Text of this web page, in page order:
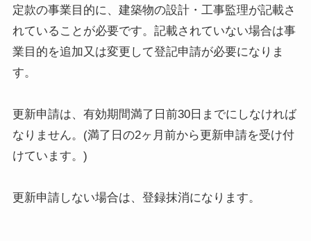
定款の事業目的に、建築物の設計・工事監理が記載さ
れていることが必要です。記載されていない場合は事
業目的を追加又は変更して登記申請が必要になりま
す。
更新申請は、有効期間満了日前30日までにしなければ
なりません。(満了日の2ヶ月前から更新申請を受け付
けています。)
更新申請しない場合は、登録抹消になります。